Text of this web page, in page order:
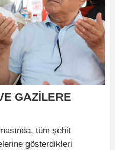
GAZİLERE
tüm şehit
gösterdikleri